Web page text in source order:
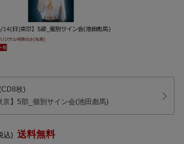
枚)
京】5部_個別サイン会(池田彪馬)
込) 送料無料